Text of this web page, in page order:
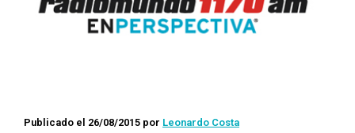
Publicado el 26/08/2015 por Leonardo Costa